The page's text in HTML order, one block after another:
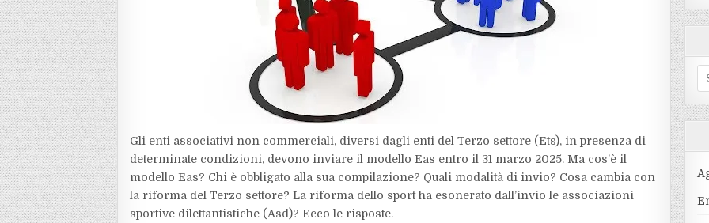
Gli enti associativi non commerciali, diversi dagli enti del Terzo settore (Ets), in presenza di
determinate condizioni, devono inviare il modello Eas entro il 31 marzo 2025. Ma cos’è il
modello Eas? Chi è obbligato alla sua compilazione? Quali modalità di invio? Cosa cambia con
la riforma del Terzo settore? La riforma dello sport ha esonerato dall’invio le associazioni
sportive dilettantistiche (Asd)? Ecco le risposte.